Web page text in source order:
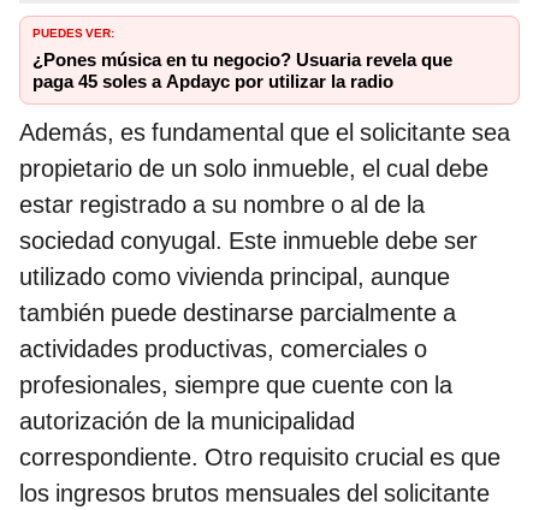
PUEDES VER:
¿Pones música en tu negocio? Usuaria revela que
paga 45 soles a Apdayc por utilizar la radio
Además, es fundamental que el solicitante sea
propietario de un solo inmueble, el cual debe
estar registrado a su nombre o al de la
sociedad conyugal. Este inmueble debe ser
utilizado como vivienda principal, aunque
también puede destinarse parcialmente a
actividades productivas, comerciales o
profesionales, siempre que cuente con la
autorización de la municipalidad
correspondiente. Otro requisito crucial es que
los ingresos brutos mensuales del solicitante